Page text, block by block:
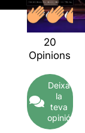
20
Opinions
Deixa
la
teva
opinió